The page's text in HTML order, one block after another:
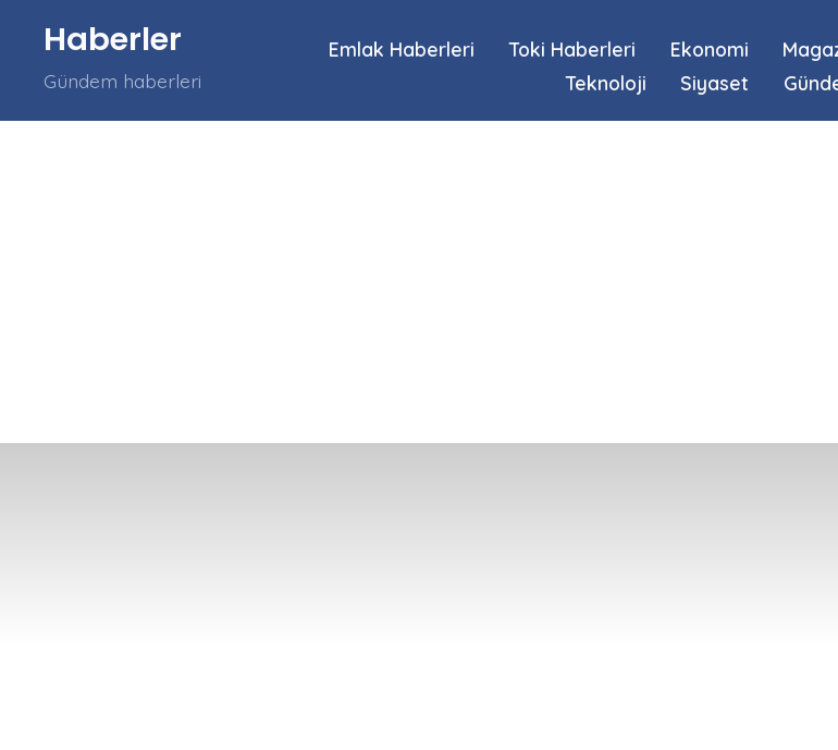
Haberler
Gündem haberleri
Emlak Haberleri Toki Haberleri Ekonomi
Teknoloji
Siyaset